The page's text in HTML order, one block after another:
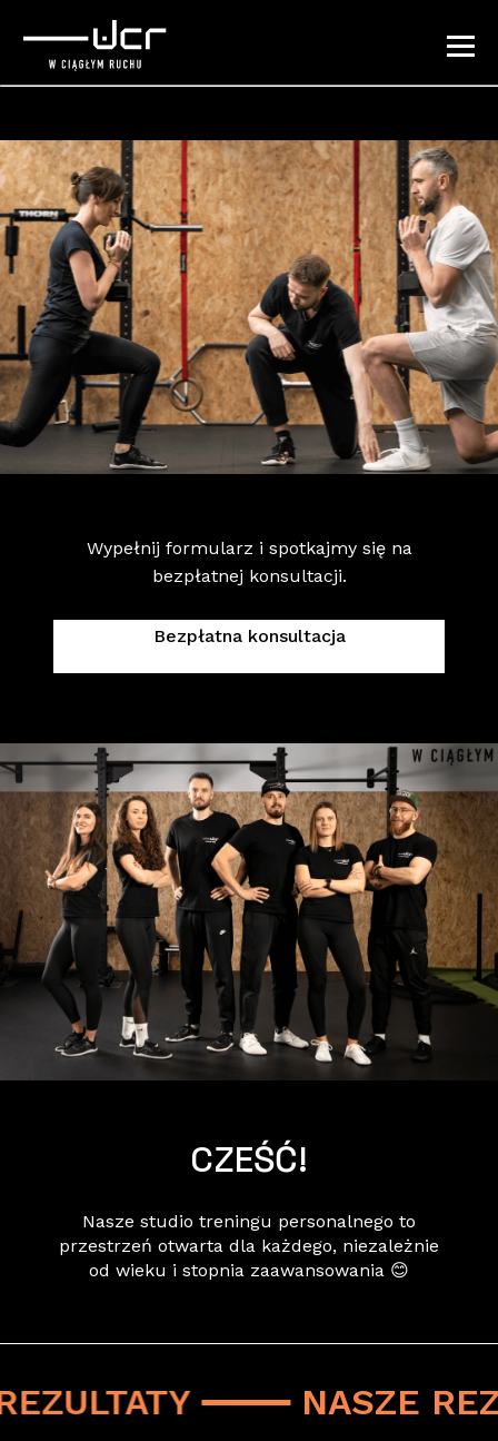
Wypełnij formularz i spotkajmy się na
bezpłatnej konsultacji.
Bezpłatna konsultacja
CZEŚĆ!
Nasze studio treningu personalnego to
przestrzeń otwarta dla każdego, niezależnie
od wieku i stopnia zaawansowania 😊
NASZE